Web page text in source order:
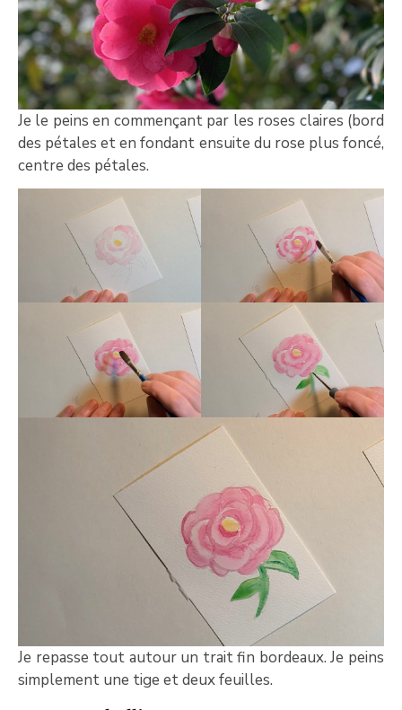
Je le peins en commençant par les roses claires (bord
des pétales et en fondant ensuite du rose plus foncé,
centre des pétales.
Je repasse tout autour un trait fin bordeaux. Je peins
simplement une tige et deux feuilles.